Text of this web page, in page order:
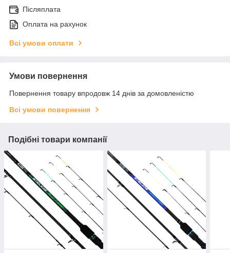
Післяплата
Оплата на рахунок
Всі умови оплати
Умови повернення
Повернення товару впродовж 14 днів за домовленістю
Всі умови повернення
Подібні товари компанії